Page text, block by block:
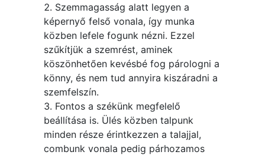
Szemmagasság alatt legyen a
képernyő felső vonala, így munka
közben lefele fogunk nézni. Ezzel
szűkítjük a szemrést, aminek
köszönhetően kevésbé fog párologni a
könny, és nem tud annyira kiszáradni a
szemfelszín.
Fontos a székünk megfelelő
beállítása is. Ülés közben talpunk
minden része érintkezzen a talajjal,
combunk vonala pedig párhozamos